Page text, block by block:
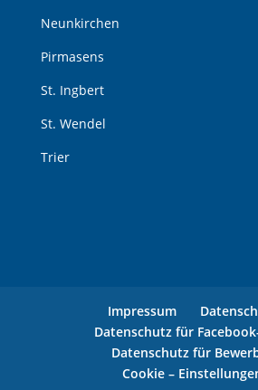
Neunkirchen
Pirmasens
St. Ingbert
St. Wendel
Trier
Impressum
Datenschutz für
Datenschutz für
Cookie –